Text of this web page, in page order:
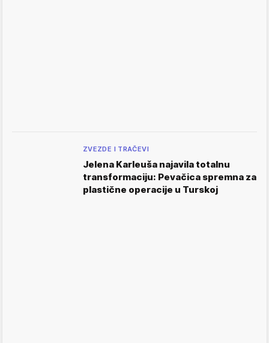
ZVEZDE I TRAČEVI
Jelena Karleuša najavila totalnu
transformaciju: Pevačica spremna za
plastične operacije u Turskoj